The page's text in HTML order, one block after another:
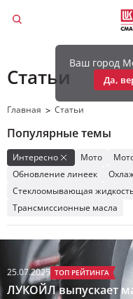
Ваш город
Да,
Статьи
Главная > Статьи
Популярные темы
Интересно Мото
Обновление линеек
Стеклоомывающая
Трансмиссионные масла
25.07.2025 ТОП РЕЙТИНГА
ЛУКОЙЛ выпускает